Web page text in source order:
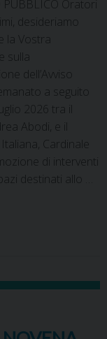
Oratori
desideriamo
la Vostra
sulla
dell’Avviso
a seguito
2026 tra il
Abodi, e il
Cardinale
di interventi
destinati allo …